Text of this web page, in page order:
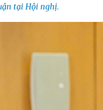
tại Hội nghị.